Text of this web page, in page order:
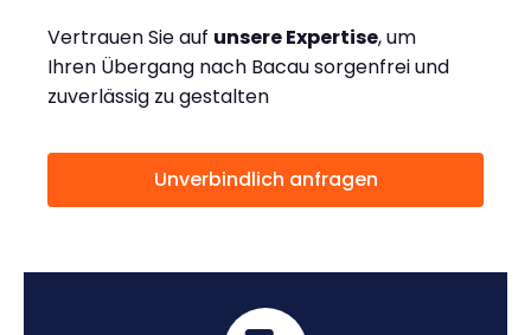
Vertrauen Sie auf unsere Expertise, um
Ihren Übergang nach Bacau sorgenfrei und
zuverlässig zu gestalten
Unverbindlich anfragen